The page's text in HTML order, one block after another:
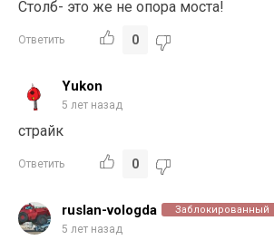
Столб- это же не опора моста!
Ответить 0
Yukon
5 лет назад
страйк
Ответить 0
ruslan-vologda Заблокированный
5 лет назад